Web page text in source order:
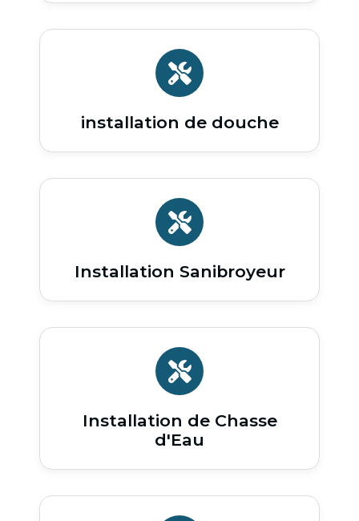
installation de douche
Installation Sanibroyeur
Installation de Chasse
d'Eau